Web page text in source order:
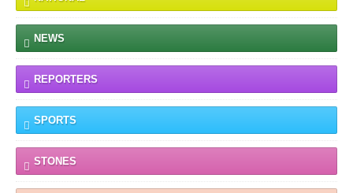
NEWS
REPORTERS
SPORTS
STONES